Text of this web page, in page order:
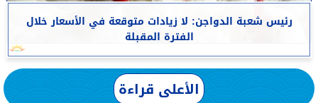
رئيس شعبة الدواجن: لا زيادات متوقعة في الأسعار خلال
الفترة المقبلة
الأعلى قراءة